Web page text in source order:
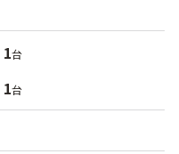
1台
1台